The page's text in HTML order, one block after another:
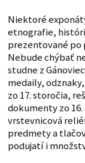
Niektoré
etnografie,
prezentované po
Nebude chýbať
studne z
medaily,
zo 17. storočia,
dokumenty zo
vrstevnicová
predmety a
podujatí i